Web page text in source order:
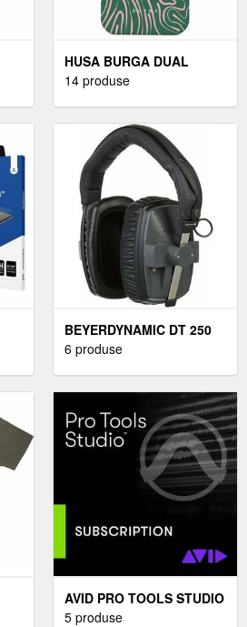
HUSA BURGA DUAL
LAYER SIESTA
14 produse
BEYERDYNAMIC DT 250
250 OHM CĂȘTI DE
6 produse
AVID PRO TOOLS STUDIO
ANNUAL NEW
5 produse